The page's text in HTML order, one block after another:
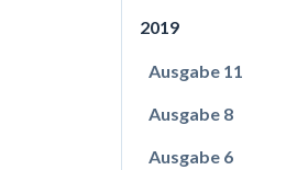
2019
Ausgabe 11
Ausgabe 8
Ausgabe 6